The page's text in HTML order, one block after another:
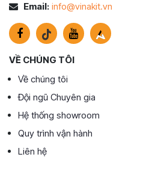
Email: info@vinakit.vn
VỀ CHÚNG TÔI
Về chúng tôi
Đội ngũ Chuyên gia
Hệ thống showroom
Quy trình vận hành
Liên hệ